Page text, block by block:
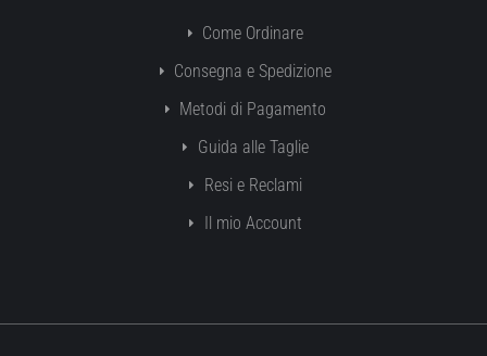
Come Ordinare
Consegna e Spedizione
Metodi di Pagamento
Guida alle Taglie
Resi e Reclami
Il mio Account